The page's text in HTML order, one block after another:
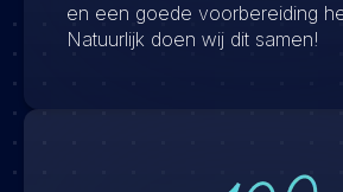
en een goede voorbereiding
Natuurlijk doen wij dit samen!